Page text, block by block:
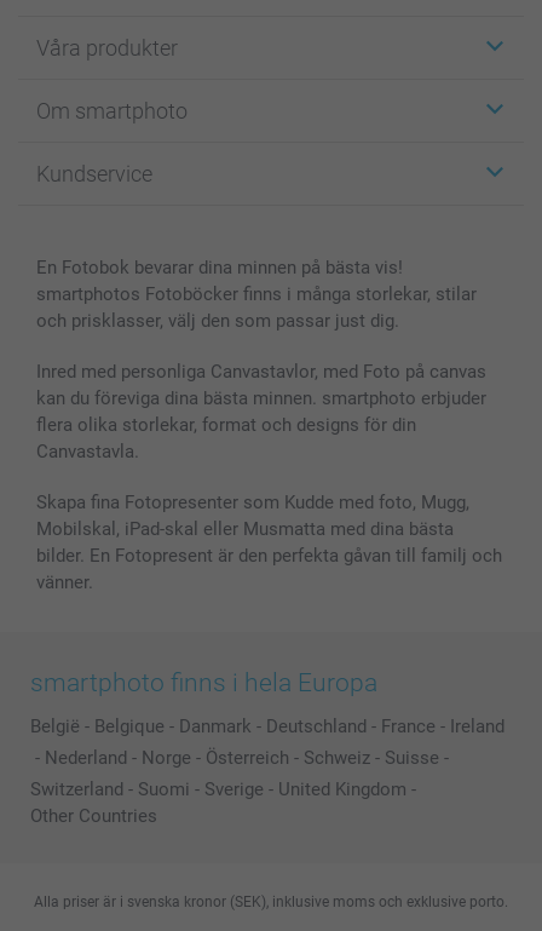
Våra produkter
Fotokort
Fotoböcker
Skal till Mobil & Surfplatta
MyNameBook
Fotoramar & Tillbehör
Presentkort
Alla fotoprodukter
Om smartphoto
För affiliates
Sitemap
Villkor och garantier
Kundservice
smartbonus
Priser & betalning
En Fotobok bevarar dina minnen på bästa vis!
smartphotos Fotoböcker finns i många storlekar, stilar
och prisklasser, välj den som passar just dig.
Inred med personliga Canvastavlor, med Foto på canvas
kan du föreviga dina bästa minnen. smartphoto erbjuder
flera olika storlekar, format och designs för din
Canvastavla.
Skapa fina Fotopresenter som Kudde med foto, Mugg,
Mobilskal, iPad-skal eller Musmatta med dina bästa
bilder. En Fotopresent är den perfekta gåvan till familj och
vänner.
smartphoto finns i hela Europa
België - Belgique - Danmark - Deutschland - France - Ireland
- Nederland - Norge - Österreich - Schweiz - Suisse -
Switzerland - Suomi - Sverige - United Kingdom -
Other Countries
Alla priser är i svenska kronor (SEK), inklusive moms och exklusive porto.